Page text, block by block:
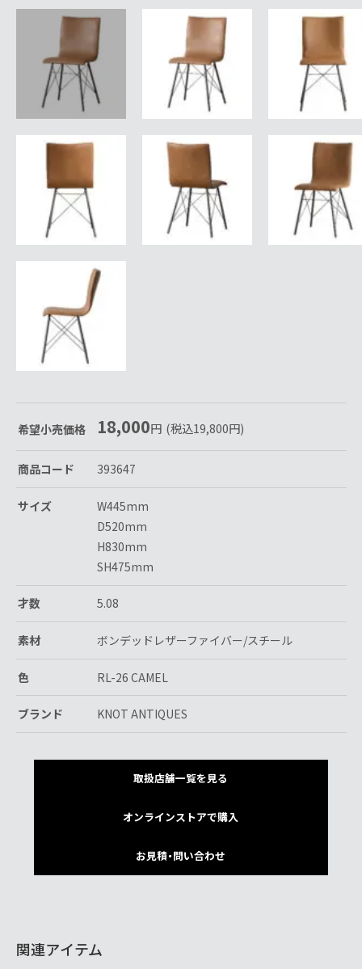
希望小売価格 18,000円 (税込19,800円)
商品コード 393647
サイズ
W445mm
D520mm
H830mm
SH475mm
才数 5.08
素材 ボンデッドレザーファイバー/スチール
色 RL-26 CAMEL
ブランド KNOT ANTIQUES
取扱店舗一覧を見る
オンラインストアで購入
お見積・問い合わせ
関連アイテム